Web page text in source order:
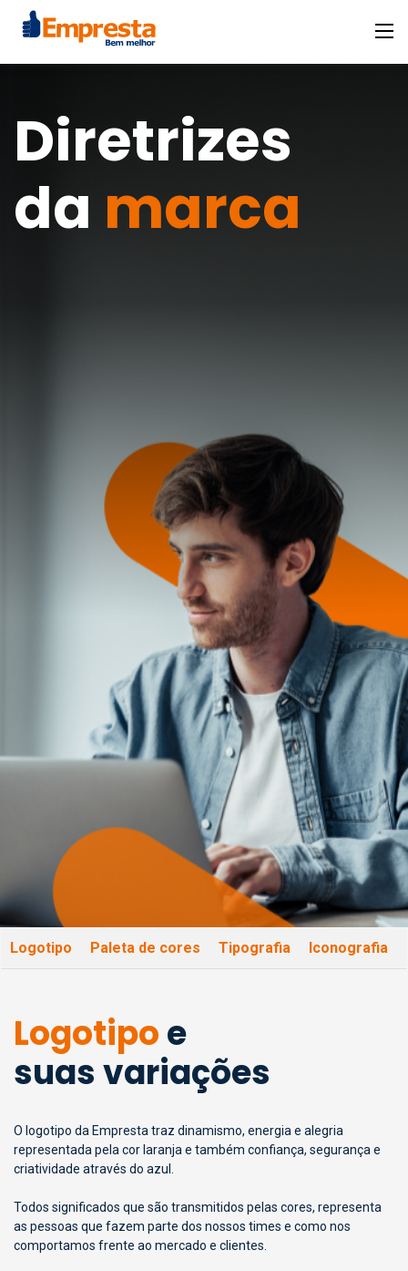
Diretrizes
da marca
Logotipo Paleta de cores Tipografia Iconografia
Logotipoe
suas variações
O logotipo da Empresta traz dinamismo, energia e alegria
representada pela cor laranja e também confiança, segurança e
criatividade através do azul.
Todos significados que são transmitidos pelas cores, representa
as pessoas que fazem parte dos nossos times e como nos
comportamos frente ao mercado e clientes.